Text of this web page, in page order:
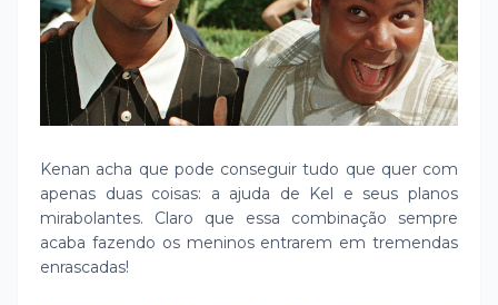
Kenan acha que pode conseguir tudo que quer com
apenas duas coisas: a ajuda de Kel e seus planos
mirabolantes. Claro que essa combinação sempre
acaba fazendo os meninos entrarem em tremendas
enrascadas!